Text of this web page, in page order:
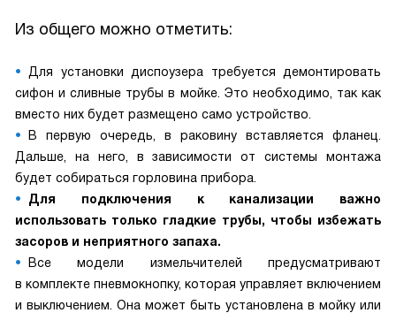
Из общего можно отметить:
Для установки диспоузера требуется демонтировать
сифон и сливные трубы в мойке. Это необходимо, так как
вместо них будет размещено само устройство.
В первую очередь, в раковину вставляется фланец.
Дальше, на него, в зависимости от системы монтажа
будет собираться горловина прибора.
Для подключения к канализации важно
использовать только гладкие трубы, чтобы избежать
засоров и неприятного запаха.
Все модели измельчителей предусматривают
в комплекте пневмокнопку, которая управляет включением
и выключением. Она может быть установлена в мойку или